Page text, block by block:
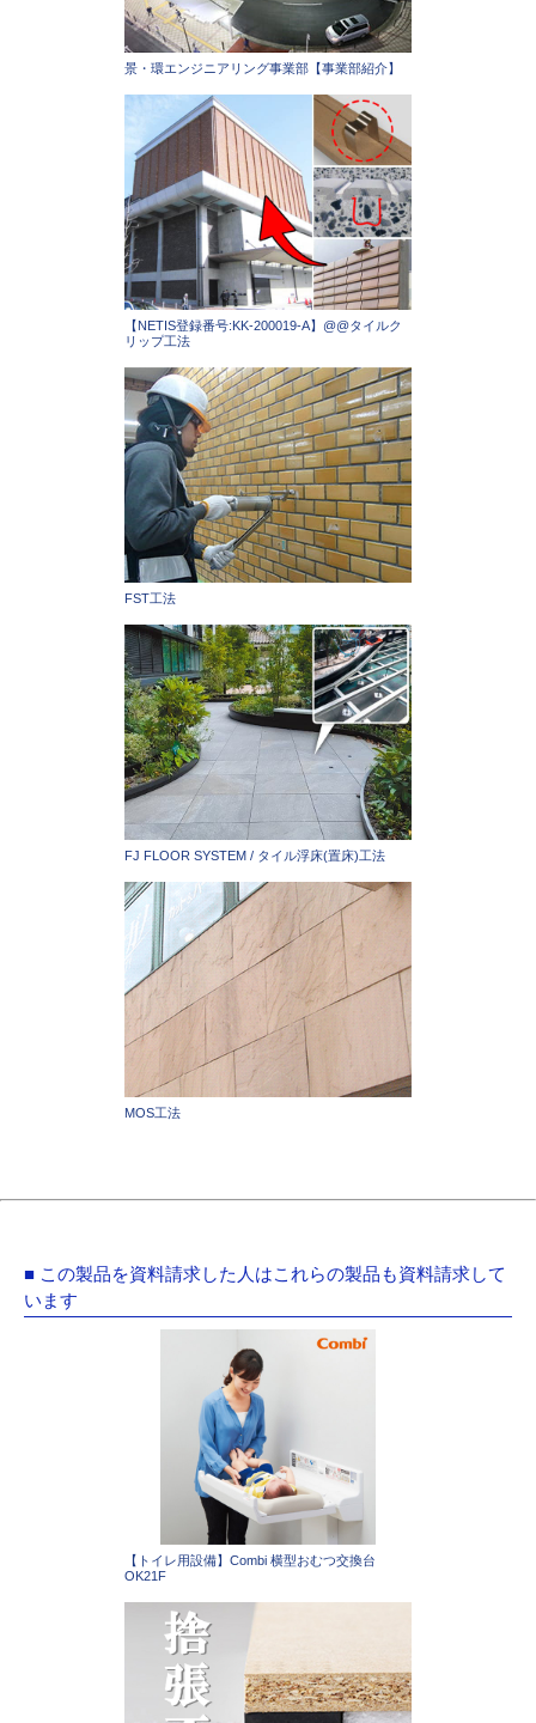
景・環エンジニアリング事業部【事業部紹介】
【NETIS登録番号:KK-200019-A】@@タイルク
リップ工法
FST工法
FJ FLOOR SYSTEM / タイル浮床(置床)工法
MOS工法
■ この製品を資料請求した人はこれらの製品も資料請求して
います
【トイレ用設備】Combi 横型おむつ交換台
OK21F